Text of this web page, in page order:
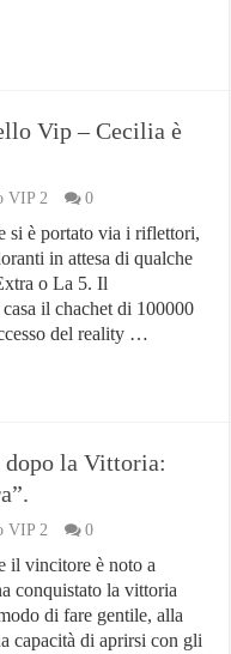
Vip – Cecilia è
VIP 2 0
si è portato via i riflettori,
in attesa di qualche
o La 5. Il
il chachet di 100000
del reality …
dopo la Vittoria:
VIP 2 0
il vincitore è noto a
conquistato la vittoria
di fare gentile, alla
capacità di aprirsi con gli